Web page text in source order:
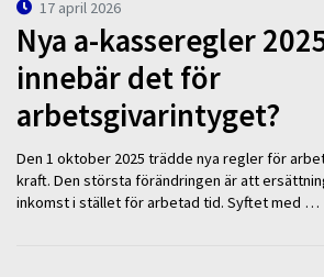
17 april 2026
Nya a-kasseregler
innebär det för
arbetsgivarintyget?
Den 1 oktober 2025 trädde nya regler för
kraft. Den största förändringen är att
inkomst i stället för arbetad tid. Syftet med …